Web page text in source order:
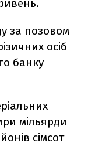
за позовом
осіб
банку
мільярди
сімсот